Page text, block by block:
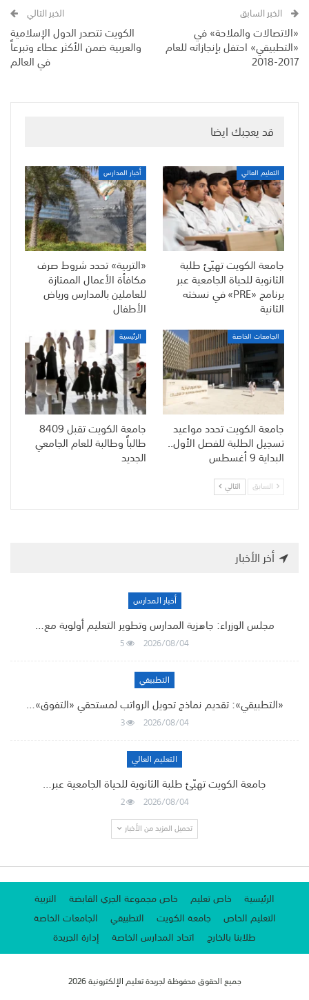
الخبر السابق
«الاتصالات والملاحة» في
«التطبيقي» احتفل بإنجازاته للعام
2017-2018
الخبر التالي
الكويت تتصدر الدول الإسلامية
والعربية ضمن الأكثر عطاء وتبرعاً
في العالم
قد يعجبك ايضا
التعليم العالي
جامعة الكويت تهيّئ طلبة
الثانوية للحياة الجامعية عبر
برنامج «PRE» في نسخته
الثانية
أخبار المدارس
«التربية» تحدد شروط صرف
مكافأة الأعمال الممتازة
للعاملين بالمدارس ورياض
الأطفال
الجامعات الخاصة
جامعة الكويت تحدد مواعيد
تسجيل الطلبة للفصل الأول..
البداية 9 أغسطس
الرئيسية
جامعة الكويت تقبل 8409
طالباً وطالبة للعام الجامعي
الجديد
السابق التالي
أخر الأخبار
أخبار المدارس
مجلس الوزراء: جاهزية المدارس وتطوير التعليم أولوية مع…
2026/08/04
5
التطبيقي
«التطبيقي»: تقديم نماذج تحويل الرواتب لمستحقي «التفوق»…
2026/08/04
3
التعليم العالي
جامعة الكويت تهيّئ طلبة الثانوية للحياة الجامعية عبر…
2026/08/04
2
تحميل المزيد من الأخبار
الرئيسية خاص تعليم خاص مجموعة الجري القابضة
التربية
التعليم الخاص
جامعة الكويت التطبيقي
الجامعات الخاصة
طلابنا بالخارج
اتحاد المدارس الخاصة إدارة الجريدة
جميع الحقوق محفوظة لجريدة تعليم الإلكترونية 2026